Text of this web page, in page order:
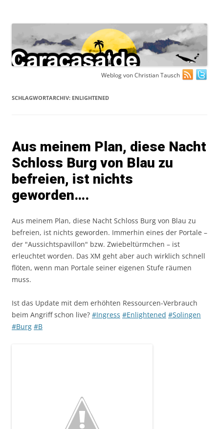
Weblog von Christian Tausch
SCHLAGWORTARCHIV: ENLIGHTENED
Aus meinem Plan, diese Nacht
Schloss Burg von Blau zu
befreien, ist nichts
geworden….
Aus meinem Plan, diese Nacht Schloss Burg von Blau zu
befreien, ist nichts geworden. Immerhin eines der Portale –
der "Aussichtspavillon" bzw. Zwiebeltürmchen – ist
erleuchtet worden. Das XM geht aber auch wirklich schnell
flöten, wenn man Portale seiner eigenen Stufe räumen
muss.
Ist das Update mit dem erhöhten Ressourcen-Verbrauch
beim Angriff schon live? #Ingress #Enlightened #Solingen
#Burg #B